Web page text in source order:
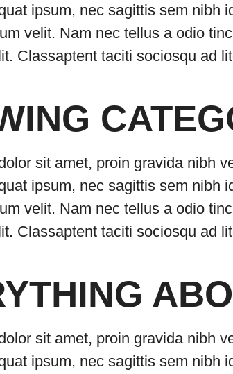
ipsum, nec sagittis sem nibh
velit. Nam nec tellus a odio
Classaptent taciti sociosqu ad
sit amet, proin gravida nibh
ipsum, nec sagittis sem nibh
velit. Nam nec tellus a odio
Classaptent taciti sociosqu ad
sit amet, proin gravida nibh
ipsum, nec sagittis sem nibh